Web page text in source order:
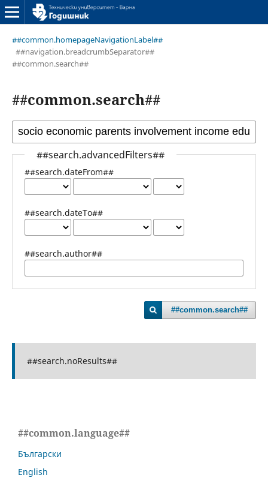
##common.homepageNavigationLabel##
##navigation.breadcrumbSeparator##
##common.search##
##common.search##
##search.advancedFilters##
##search.dateFrom##
##search.dateTo##
##search.author##
##common.search##
##search.noResults##
##common.language##
Български
English